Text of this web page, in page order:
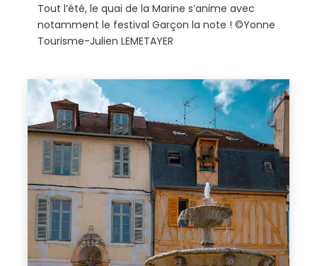
Tout l’été, le quai de la Marine s’anime avec
notamment le festival Garçon la note ! ©Yonne
Tourisme-Julien LEMETAYER